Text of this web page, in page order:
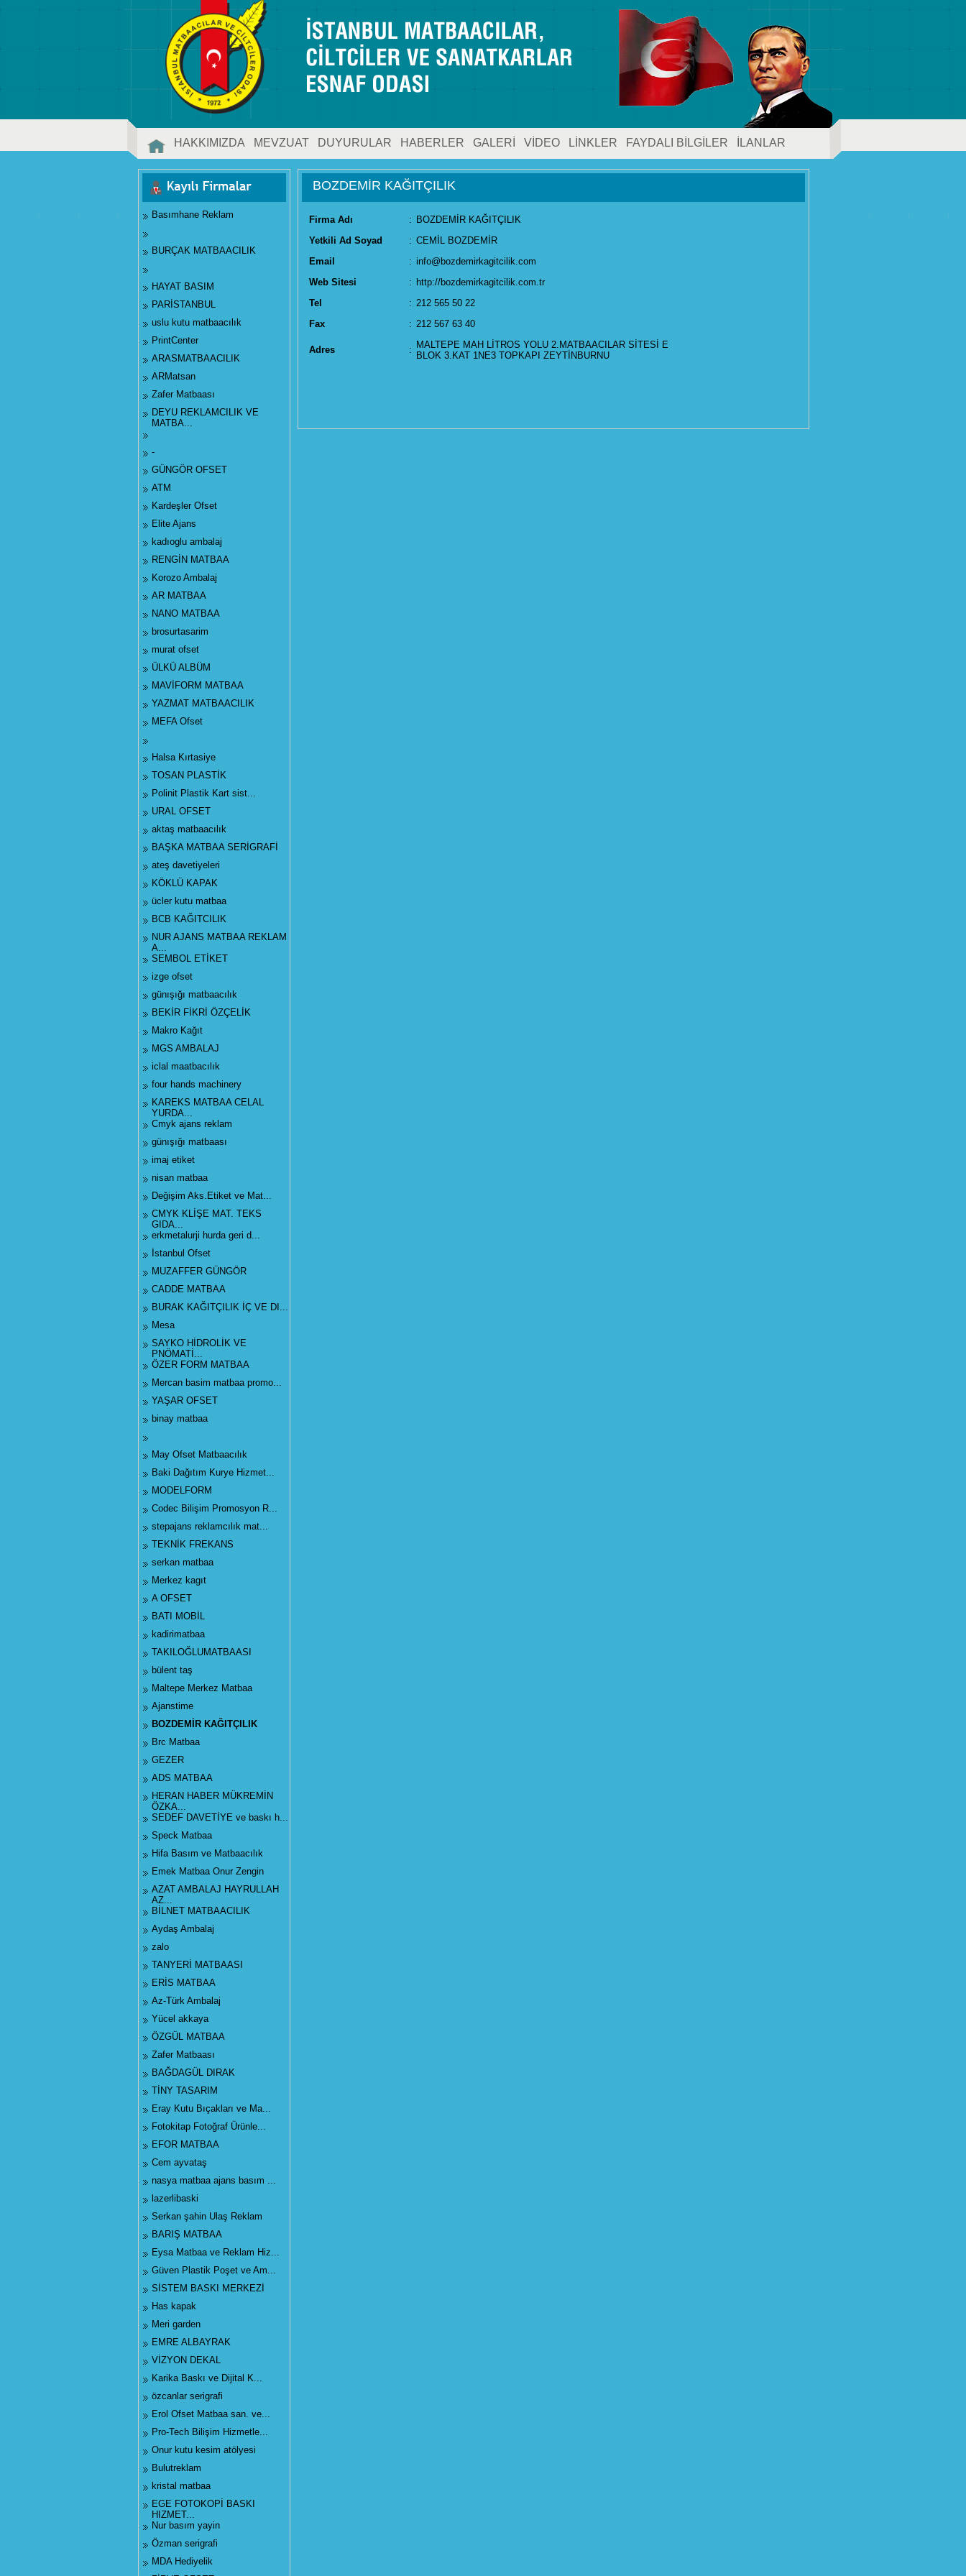
HAKKIMIZDA MEVZUAT DUYURULAR HABERLER GALERİ VİDEO LİNKLER FAYDALI BİLGİLER İLANLAR
İLETİŞİM
Basımhane Reklam
BURÇAK MATBAACILIK
HAYAT BASIM
PARİSTANBUL
uslu kutu matbaacılık
PrintCenter
ARASMATBAACILIK
ARMatsan
Zafer Matbaası
DEYU REKLAMCILIK VE
MATBA...
-
GÜNGÖR OFSET
ATM
Kardeşler Ofset
Elite Ajans
kadıoglu ambalaj
RENGİN MATBAA
Korozo Ambalaj
AR MATBAA
NANO MATBAA
brosurtasarim
murat ofset
ÜLKÜ ALBÜM
MAVİFORM MATBAA
YAZMAT MATBAACILIK
MEFA Ofset
Halsa Kırtasiye
TOSAN PLASTİK
Polinit Plastik Kart sist...
URAL OFSET
aktaş matbaacılık
BAŞKA MATBAA SERİGRAFİ
ateş davetiyeleri
KÖKLÜ KAPAK
ücler kutu matbaa
BCB KAĞITCILIK
NUR AJANS MATBAA REKLAM
A...
SEMBOL ETİKET
izge ofset
günışığı matbaacılık
BEKİR FİKRİ ÖZÇELİK
Makro Kağıt
MGS AMBALAJ
iclal maatbacılık
four hands machinery
KAREKS MATBAA CELAL
YURDA...
Cmyk ajans reklam
günışığı matbaası
imaj etiket
nisan matbaa
Değişim Aks.Etiket ve Mat...
CMYK KLİŞE MAT. TEKS
GIDA...
erkmetalurji hurda geri d...
İstanbul Ofset
MUZAFFER GÜNGÖR
CADDE MATBAA
BURAK KAĞITÇILIK İÇ VE DI...
Mesa
SAYKO HİDROLİK VE
PNÖMATİ...
ÖZER FORM MATBAA
Mercan basim matbaa promo...
YAŞAR OFSET
binay matbaa
May Ofset Matbaacılık
Baki Dağıtım Kurye Hizmet...
MODELFORM
Codec Bilişim Promosyon R...
stepajans reklamcılık mat...
TEKNİK FREKANS
serkan matbaa
Merkez kagıt
A OFSET
BATI MOBİL
kadirimatbaa
TAKILOĞLUMATBAASI
bülent taş
Maltepe Merkez Matbaa
Ajanstime
BOZDEMİR KAĞITÇILIK
Brc Matbaa
GEZER
ADS MATBAA
HERAN HABER MÜKREMİN
ÖZKA...
SEDEF DAVETİYE ve baskı h...
Speck Matbaa
Hifa Basım ve Matbaacılık
Emek Matbaa Onur Zengin
AZAT AMBALAJ HAYRULLAH
AZ...
BİLNET MATBAACILIK
Aydaş Ambalaj
zalo
TANYERİ MATBAASI
ERİS MATBAA
Az-Türk Ambalaj
Yücel akkaya
ÖZGÜL MATBAA
Zafer Matbaası
BAĞDAGÜL DIRAK
TİNY TASARIM
Eray Kutu Bıçakları ve Ma...
Fotokitap Fotoğraf Ürünle...
EFOR MATBAA
Cem ayvataş
nasya matbaa ajans basım ...
lazerlibaski
Serkan şahin Ulaş Reklam
BARIŞ MATBAA
Eysa Matbaa ve Reklam Hiz...
Güven Plastik Poşet ve Am...
SİSTEM BASKI MERKEZİ
Has kapak
Meri garden
EMRE ALBAYRAK
VİZYON DEKAL
Karika Baskı ve Dijital K...
özcanlar serigrafi
Erol Ofset Matbaa san. ve...
Pro-Tech Bilişim Hizmetle...
Onur kutu kesim atölyesi
Bulutreklam
kristal matbaa
EGE FOTOKOPİ BASKI
HIZMET...
Nur basım yayin
Özman serigrafi
MDA Hediyelik
BOZDEMİR KAĞITÇILIK
Firma Adı : BOZDEMİR KAĞITÇILIK
Yetkili Ad Soyad
: CEMİL BOZDEMİR
Email
: info@bozdemirkagitcilik.com
Web Sitesi
: http://bozdemirkagitcilik.com.tr
Tel
: 212 565 50 22
Fax
: 212 567 63 40
Adres : MALTEPE MAH LİTROS YOLU 2.MATBAACILAR SİTESİ E
BLOK 3.KAT 1NE3 TOPKAPI ZEYTİNBURNU